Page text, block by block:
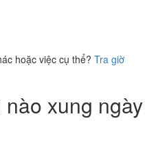
hoặc việc cụ thể? Tra giờ
xung ngày